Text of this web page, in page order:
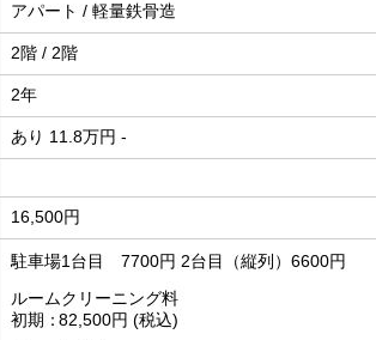
アパート / 軽量鉄骨造
2階 / 2階
2年
あり 11.8万円 -
16,500円
駐車場1台目 7700円 2台目（縦列）6600円
ルームクリーニング料
初期
82,500円
税込